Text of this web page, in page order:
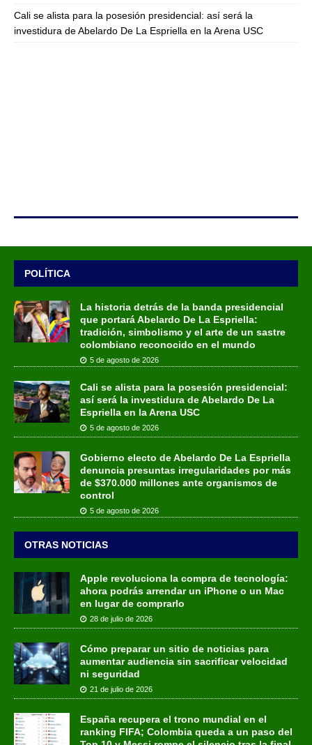
Cali se alista para la posesión presidencial: así será la
investidura de Abelardo De La Espriella en la Arena USC
POLÍTICA
La historia detrás de la banda presidencial
que portará Abelardo De La Espriella:
tradición, simbolismo y el arte de un sastre
colombiano reconocido en el mundo
5 de agosto de 2026
Cali se alista para la posesión presidencial:
así será la investidura de Abelardo De La
Espriella en la Arena USC
5 de agosto de 2026
Gobierno electo de Abelardo De La Espriella
denuncia presuntas irregularidades por más
de $370.000 millones ante organismos de
control
5 de agosto de 2026
OTRAS NOTICIAS
Apple revoluciona la compra de tecnología:
ahora podrás arrendar un iPhone o un Mac
en lugar de comprarlo
28 de julio de 2026
Cómo preparar un sitio de noticias para
aumentar audiencia sin sacrificar velocidad
ni seguridad
21 de julio de 2026
España recupera el trono mundial en el
ranking FIFA; Colombia queda a un paso del